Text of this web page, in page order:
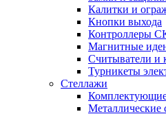
Калитки и
Кнопки выхода
Контроллеры
Магнитные
Считыватели и
Турникеты
Стеллажи
Металлические